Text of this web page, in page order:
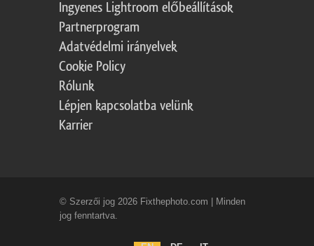
Ingyenes Lightroom előbeállítások
Partnerprogram
Adatvédelmi irányelvek
Cookie Policy
Rólunk
Lépjen kapcsolatba velünk
Karrier
© Szerzői jog 2026 Fixthephoto.com | Minden
jog fenntartva.